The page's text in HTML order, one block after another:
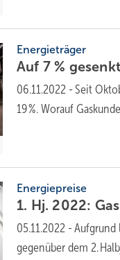
Energieträger
Auf 7 %
06.11.2022 - Seit
19 %. Worauf
Energiepreise
1. Hj. 2022:
05.11.2022 - Aufgrund
gegenüber dem 2.